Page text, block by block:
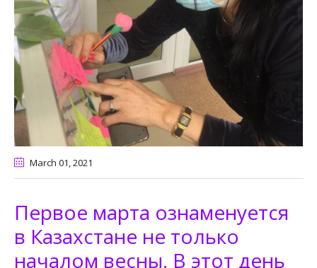
March 01, 2021
Первое марта ознаменуется
в Казахстане не только
началом весны. В этот день